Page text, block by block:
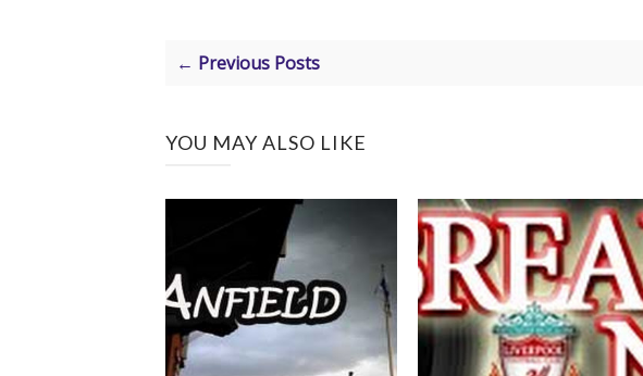
← Previous Posts
YOU MAY ALSO LIKE